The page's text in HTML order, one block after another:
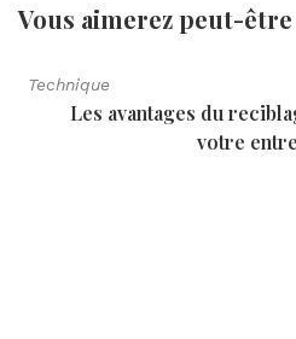
Vous aimerez peut-être
Technique
Les avantages du
votre